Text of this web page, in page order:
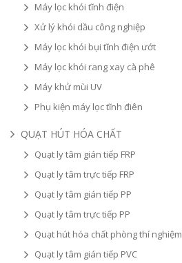
Máy lọc khói tĩnh điện
Xử lý khói dầu công nghiệp
Máy lọc khói bụi tĩnh điện ướt
Máy lọc khói rang xay cà phê
Máy khử mùi UV
Phụ kiện máy lọc tĩnh điên
QUẠT HÚT HÓA CHẤT
Quạt ly tâm gián tiếp FRP
Quạt ly tâm trực tiếp FRP
Quạt ly tâm gián tiếp PP
Quạt ly tâm trực tiếp PP
Quạt hút hóa chất phòng thí nghiệm
Quạt ly tâm gián tiếp PVC